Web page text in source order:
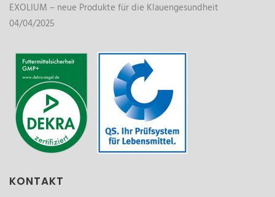
EXOLIUM – neue Produkte für die Klauengesundheit
04/04/2025
KONTAKT